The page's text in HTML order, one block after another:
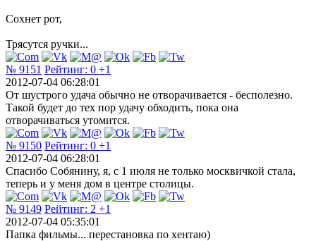
Сохнет рот,
Трясутся ручки...
№ 9151 Рейтинг: 0 +1
2012-07-04 06:28:01
От шустрого удача обычно не отворачивается - бесполезно.
Такой будет до тех пор удачу обходить, пока она
отворачиваться утомится.
№ 9150 Рейтинг: 0 +1
2012-07-04 06:28:01
Спасибо Собянину, я, с 1 июля не только москвичкой стала,
теперь и у меня дом в центре столицы.
№ 9149 Рейтинг: 2 +1
2012-07-04 05:35:01
Папка фильмы... перестановка по хентаю)